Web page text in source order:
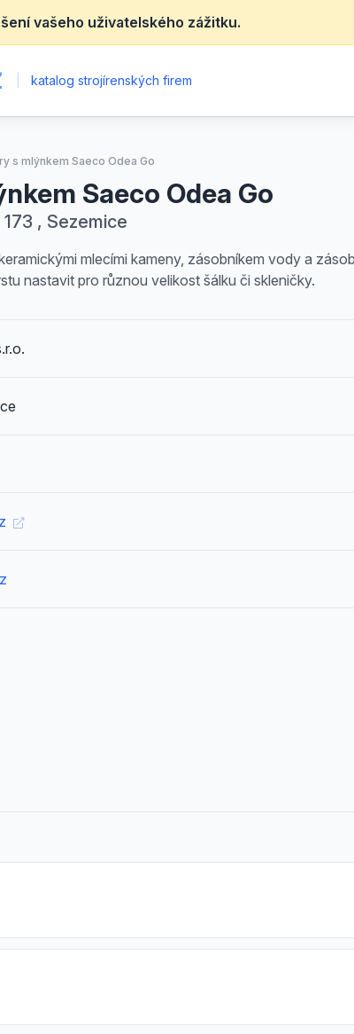
vašeho uživatelského zážitku.
katalog strojírenských firem
s mlýnkem Saeco Odea Go
Saeco Odea Go
, Sezemice
mlecími kameny, zásobníkem vody a
nastavit pro různou velikost šálku či skleničky.